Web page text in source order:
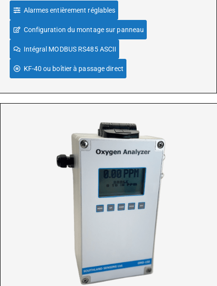
Alarmes entièrement réglables
Configuration du montage sur panneau
Intégral MODBUS RS485 ASCII
KF-40 ou boîtier à passage direct